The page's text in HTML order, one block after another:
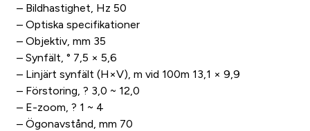
– Bildhastighet, Hz 50
– Optiska specifikationer
– Objektiv, mm 35
– Synfält, ° 7,5 × 5,6
– Linjärt synfält (H×V), m vid 100m 13,1 × 9,9
– Förstoring, ? 3,0 ~ 12,0
– E-zoom, ? 1 ~ 4
– Ögonavstånd, mm 70